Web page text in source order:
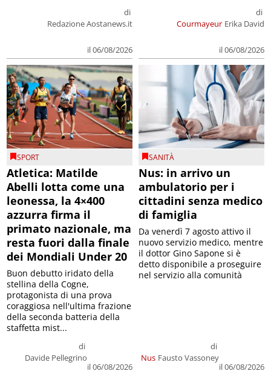
di
Redazione Aostanews.it
il 06/08/2026
Courmayeur
di
Erika David
il 06/08/2026
SPORT
Atletica: Matilde
Abelli lotta come una
leonessa, la 4×400
azzurra firma il
primato nazionale, ma
resta fuori dalla finale
dei Mondiali Under 20
di
Davide Pellegrino
il 06/08/2026
Buon debutto iridato della
stellina della Cogne,
protagonista di una prova
coraggiosa nell'ultima frazione
della seconda batteria della
staffetta mist...
SANITÀ
Nus: in arrivo un
ambulatorio per i
cittadini senza medico
di famiglia
Nus
di
Fausto Vassoney
il 06/08/2026
Da venerdì 7 agosto attivo il
nuovo servizio medico, mentre
il dottor Gino Sapone si è
detto disponibile a proseguire
nel servizio alla comunità